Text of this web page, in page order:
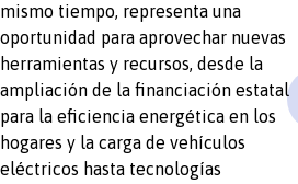
mismo tiempo, representa una
oportunidad para aprovechar nuevas
herramientas y recursos, desde la
ampliación de la financiación estatal
para la eficiencia energética en los
hogares y la carga de vehículos
eléctricos hasta tecnologías